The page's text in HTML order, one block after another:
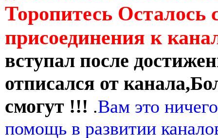
Торопитесь Осталось
присоединения к
вступал после
отписался от
смогут !!! .Вам это
помощь в развитии